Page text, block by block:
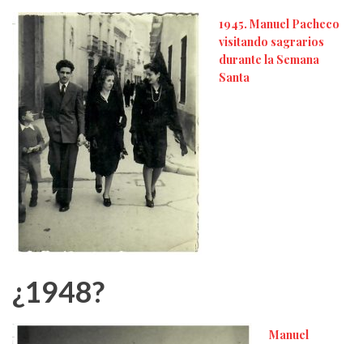
1945. Manuel Pacheco
visitando sagrarios
durante la Semana
Santa
¿1948?
Manuel